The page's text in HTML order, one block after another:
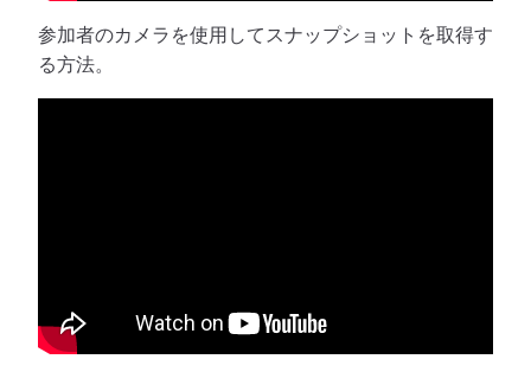
参加者のカメラを使用してスナップショットを取得す
る方法。